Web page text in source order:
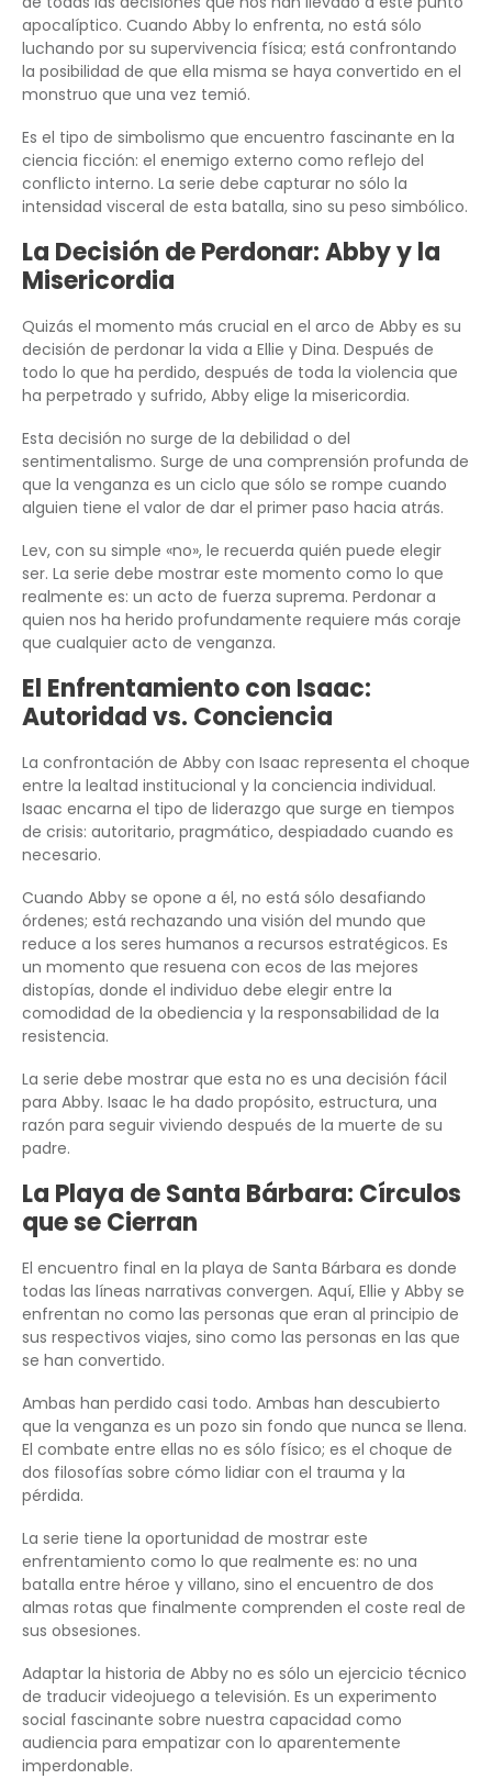
apocalíptico. Cuando Abby lo enfrenta, no está sólo
luchando por su supervivencia física; está confrontando
la posibilidad de que ella misma se haya convertido en el
monstruo que una vez temió.
Es el tipo de simbolismo que encuentro fascinante en la
ciencia ficción: el enemigo externo como reflejo del
conflicto interno. La serie debe capturar no sólo la
intensidad visceral de esta batalla, sino su peso simbólico.
La Decisión de Perdonar: Abby y la
Misericordia
Quizás el momento más crucial en el arco de Abby es su
decisión de perdonar la vida a Ellie y Dina. Después de
todo lo que ha perdido, después de toda la violencia que
ha perpetrado y sufrido, Abby elige la misericordia.
Esta decisión no surge de la debilidad o del
sentimentalismo. Surge de una comprensión profunda de
que la venganza es un ciclo que sólo se rompe cuando
alguien tiene el valor de dar el primer paso hacia atrás.
Lev, con su simple «no», le recuerda quién puede elegir
ser. La serie debe mostrar este momento como lo que
realmente es: un acto de fuerza suprema. Perdonar a
quien nos ha herido profundamente requiere más coraje
que cualquier acto de venganza.
El Enfrentamiento con Isaac:
Autoridad vs. Conciencia
La confrontación de Abby con Isaac representa el choque
entre la lealtad institucional y la conciencia individual.
Isaac encarna el tipo de liderazgo que surge en tiempos
de crisis: autoritario, pragmático, despiadado cuando es
necesario.
Cuando Abby se opone a él, no está sólo desafiando
órdenes; está rechazando una visión del mundo que
reduce a los seres humanos a recursos estratégicos. Es
un momento que resuena con ecos de las mejores
distopías, donde el individuo debe elegir entre la
comodidad de la obediencia y la responsabilidad de la
resistencia.
La serie debe mostrar que esta no es una decisión fácil
para Abby. Isaac le ha dado propósito, estructura, una
razón para seguir viviendo después de la muerte de su
padre.
La Playa de Santa Bárbara: Círculos
que se Cierran
El encuentro final en la playa de Santa Bárbara es donde
todas las líneas narrativas convergen. Aquí, Ellie y Abby se
enfrentan no como las personas que eran al principio de
sus respectivos viajes, sino como las personas en las que
se han convertido.
Ambas han perdido casi todo. Ambas han descubierto
que la venganza es un pozo sin fondo que nunca se llena.
El combate entre ellas no es sólo físico; es el choque de
dos filosofías sobre cómo lidiar con el trauma y la
pérdida.
La serie tiene la oportunidad de mostrar este
enfrentamiento como lo que realmente es: no una
batalla entre héroe y villano, sino el encuentro de dos
almas rotas que finalmente comprenden el coste real de
sus obsesiones.
Adaptar la historia de Abby no es sólo un ejercicio técnico
de traducir videojuego a televisión. Es un experimento
social fascinante sobre nuestra capacidad como
audiencia para empatizar con lo aparentemente
imperdonable.